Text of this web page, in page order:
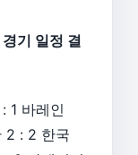
기 일정 결
1 바레인
2 : 2 한국